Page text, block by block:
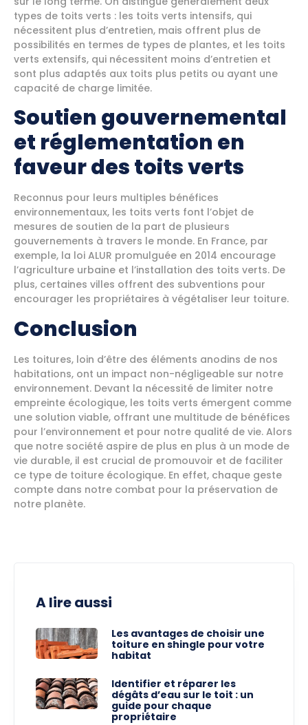
types de toits verts : les toits verts intensifs, qui
nécessitent plus d’entretien, mais offrent plus de
possibilités en termes de types de plantes, et les toits
verts extensifs, qui nécessitent moins d’entretien et
sont plus adaptés aux toits plus petits ou ayant une
capacité de charge limitée.
Soutien gouvernemental
et réglementation en
faveur des toits verts
Reconnus pour leurs multiples bénéfices
environnementaux, les toits verts font l’objet de
mesures de soutien de la part de plusieurs
gouvernements à travers le monde. En France, par
exemple, la loi ALUR promulguée en 2014 encourage
l’agriculture urbaine et l’installation des toits verts. De
plus, certaines villes offrent des subventions pour
encourager les propriétaires à végétaliser leur toiture.
Conclusion
Les toitures, loin d’être des éléments anodins de nos
habitations, ont un impact non-négligeable sur notre
environnement. Devant la nécessité de limiter notre
empreinte écologique, les toits verts émergent comme
une solution viable, offrant une multitude de bénéfices
pour l’environnement et pour notre qualité de vie. Alors
que notre société aspire de plus en plus à un mode de
vie durable, il est crucial de promouvoir et de faciliter
ce type de toiture écologique. En effet, chaque geste
compte dans notre combat pour la préservation de
notre planète.
A lire aussi
Les avantages de choisir une
toiture en shingle pour votre
habitat
Identifier et réparer les
dégâts d’eau sur le toit : un
guide pour chaque
propriétaire